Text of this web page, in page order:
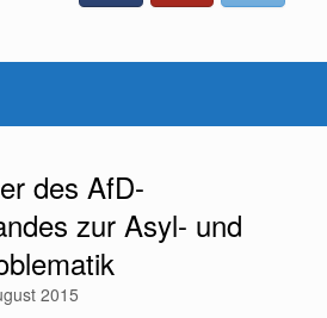
des AfD-
zur Asyl- und
2015